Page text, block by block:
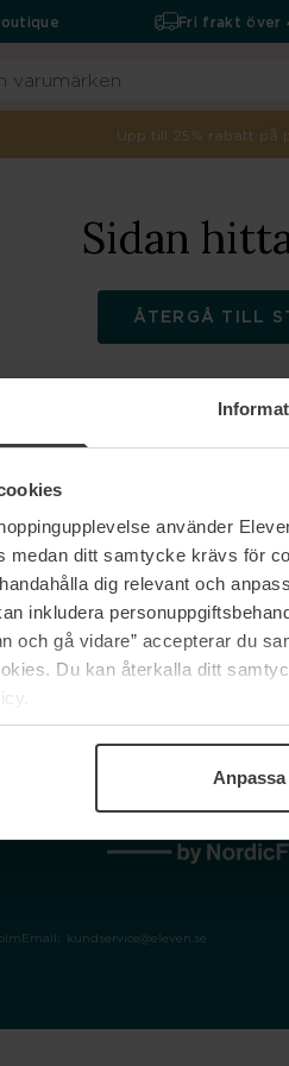
använder
medan ditt samtycke krävs för
dig relevant och
inkludera
och gå vidare” accepterar du
Du kan återkalla ditt
Anpassa
Fri frakt över
Upp till 25% rabatt på
Sidan
ÅTERGÅ TILL
Om oss
Jobba hos oss
Våra varumärken
Email: kundservice@eleven.se